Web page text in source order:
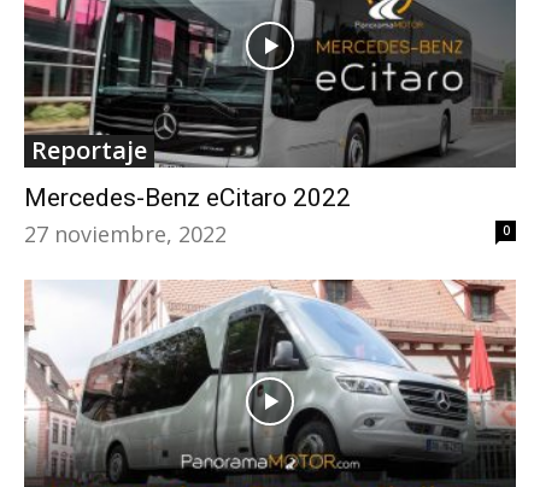
Reportaje
Mercedes-Benz eCitaro 2022
27 noviembre, 2022
0